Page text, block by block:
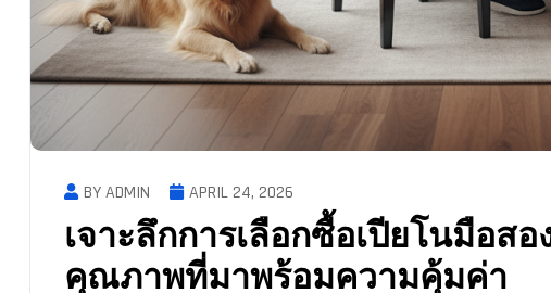
BY ADMIN APRIL 24, 2026
เจาะลึกการเลือกซื้อเปียโนมือส
คุณภาพที่มาพร้อมความคุ้มค่า